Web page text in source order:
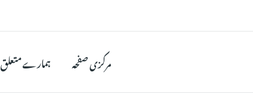
مرکزی صفحہ ہمارے متعلق